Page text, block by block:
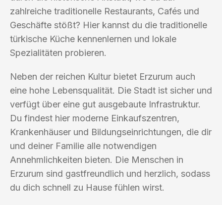
zahlreiche traditionelle Restaurants, Cafés und
Geschäfte stößt? Hier kannst du die traditionelle
türkische Küche kennenlernen und lokale
Spezialitäten probieren.
Neben der reichen Kultur bietet Erzurum auch
eine hohe Lebensqualität. Die Stadt ist sicher und
verfügt über eine gut ausgebaute Infrastruktur.
Du findest hier moderne Einkaufszentren,
Krankenhäuser und Bildungseinrichtungen, die dir
und deiner Familie alle notwendigen
Annehmlichkeiten bieten. Die Menschen in
Erzurum sind gastfreundlich und herzlich, sodass
du dich schnell zu Hause fühlen wirst.